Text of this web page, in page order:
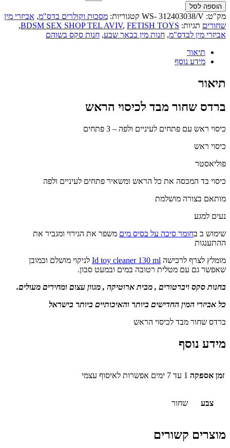
הוספה לסל
מק"ט: WS- 312403038/V קטגוריות: מסכות וקולרים בדס"מ, אביזרי מין
שחורים תגיות: BDSM SEX SHOP TEL AVIV, FETISH TOYS
,
אביזרי מין לבדס"מ, חנות מין בבאר שבע, חנות סקס בשוהם
תיאור
מידע נוסף
תיאור
ברדס שחור מבד לכיסוי הראש
כיסוי ראש עם פתחים לעיניים ולפה – 3 פתחים
כיסוי ראש
פוליאסטר
כיסוי בד המכסה את כל הראש ומשאיר פתחים לעיניים ולפה
מותאם בצורה מושלמת
נעים למגע
שימוש ב בחומר סיכה על בסיס מים משפר את הגירוי ומגביר את
ההתענגות
מומלץ לצרף לרכישה Id toy cleaner 130 ml לניקוי מושלם וכמובן
שאפשר גם עם מטלית רטובה במים ובמעט סבון.
בחנות סקס ויברטורים , מבית ארוטיקה , מגוון עצום ומחירים מעולים.
כל אביזרי המין החדישים ביותר והאיכותיים ביותר בישראל
ברדס שחור מבד לכיסוי הראש
מידע נוסף
זמן אספקה 1 עד 7 ימים אפשרות לאיסוף עצמי
צבע שחור
מוצרים קשורים